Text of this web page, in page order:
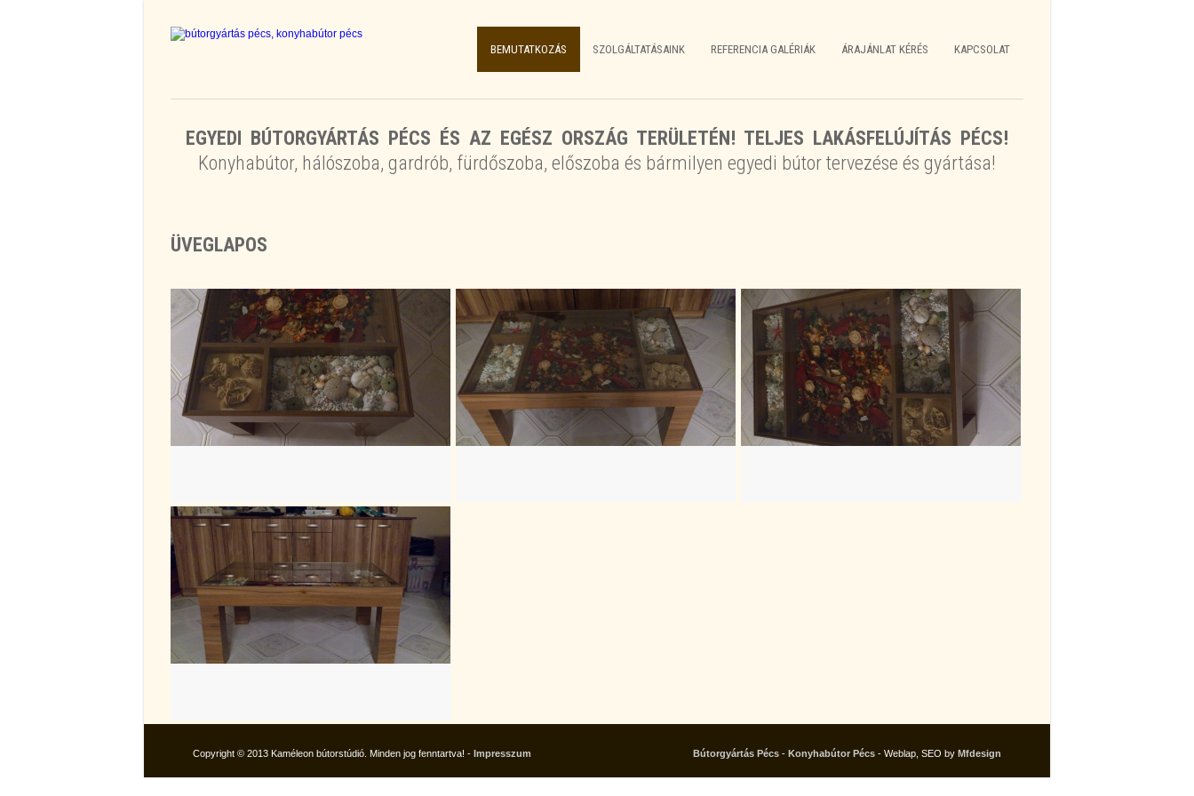
BEMUTATKOZÁS SZOLGÁLTATÁSAINK REFERENCIA GALÉRIÁK ÁRAJÁNLAT KÉRÉS KAPCSOLAT
EGYEDI BÚTORGYÁRTÁS PÉCS ÉS AZ EGÉSZ ORSZÁG TERÜLETÉN! TELJES LAKÁSFELÚJÍTÁS PÉCS!
Konyhabútor, hálószoba, gardrób, fürdőszoba, előszoba és bármilyen egyedi bútor tervezése és gyártása!
ÜVEGLAPOS
Copyright © 2013 Kaméleon bútorstúdió. Minden jog fenntartva! - Impresszum Bútorgyártás Pécs- Konyhabútor Pécs- Weblap, SEO by Mfdesign